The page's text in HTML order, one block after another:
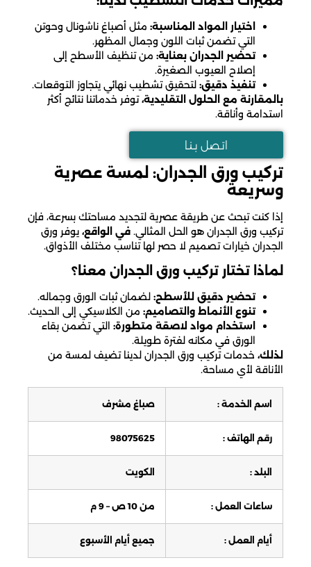
اختيار المواد المناسبة: مثل أصباغ ناشونال وحوتن
التي تضمن ثبات اللون وجمال المظهر.
تحضير الجدران بعناية: من تنظيف الأسطح إلى
إصلاح العيوب الصغيرة.
تنفيذ دقيق: لتحقيق تشطيب نهائي يتجاوز التوقعات.
بالمقارنة مع الحلول التقليدية،توفر خدماتنا نتائج أكثر
استدامة وأناقة.
اتـصل بـنـا
تركيب ورق الجدران: لمسة عصرية
وسريعة
إذا كنت تبحث عن طريقة عصرية لتجديد مساحتك بسرعة، فإن
تركيب ورق الجدران هو الحل المثالي. في الواقع، يوفر ورق
الجدران خيارات تصميم لا حصر لها تناسب مختلف الأذواق.
لماذا تختار تركيب ورق الجدران معنا؟
تحضير دقيق للأسطح: لضمان ثبات الورق وجماله.
تنوع الأنماط والتصاميم: من الكلاسيكي إلى الحديث.
استخدام مواد لاصقة متطورة: التي تضمن بقاء
الورق في مكانه لفترة طويلة.
لذلك، خدمات تركيب ورق الجدران لدينا تضيف لمسة من
الأناقة لأي مساحة.
اسم الخدمة : صباغ مشرف
رقم الهاتف : 98075625
البلد : الكويت
ساعات العمل : من 10 ص – 9 م
أيام العمل : جميع أيام الأسبوع